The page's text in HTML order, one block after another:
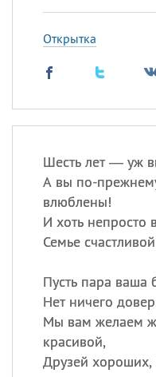
Открытка
Шесть лет — уж
А вы по-
влюблены!
И хоть
Семье
Пусть пара ваша
Нет ничего
Мы вам желаем
красивой,
Друзей хороших,